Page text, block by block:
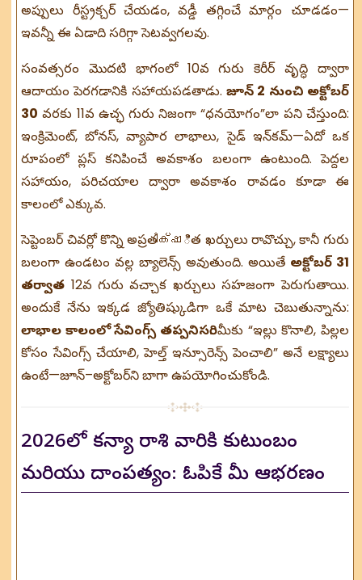
అప్పులు రీస్ట్రక్చర్ చేయడం, వడ్డీ తగ్గించే మార్గం చూడడం—
ఇవన్నీ ఈ ఏడాది సరిగ్గా సెటవ్వగలవు.
సంవత్సరం మొదటి భాగంలో 10వ గురు కెరీర్ వృద్ధి ద్వారా
ఆదాయం పెరగడానికి సహాయపడతాడు. జూన్ 2 నుంచి అక్టోబర్
30 వరకు 11వ ఉచ్ఛ గురు నిజంగా “ధనయోగం”లా పని చేస్తుంది:
ఇంక్రిమెంట్, బోనస్, వ్యాపార లాభాలు, సైడ్ ఇన్‌కమ్—ఏదో ఒక
రూపంలో ప్లస్ కనిపించే అవకాశం బలంగా ఉంటుంది. పెద్దల
సహాయం, పరిచయాల ద్వారా అవకాశం రావడం కూడా ఈ
కాలంలో ఎక్కువ.
సెప్టెంబర్ చివర్లో కొన్ని అప్రతീക്ഷిత ఖర్చులు రావొచ్చు, కానీ గురు
బలంగా ఉండటం వల్ల బ్యాలెన్స్ అవుతుంది. అయితే అక్టోబర్ 31
తర్వాత 12వ గురు వచ్చాక ఖర్చులు సహజంగా పెరుగుతాయి.
అందుకే నేను ఇక్కడ జ్యోతిష్కుడిగా ఒకే మాట చెబుతున్నాను:
లాభాల కాలంలో సేవింగ్స్ తప్పనిసరి.మీకు “ఇల్లు కొనాలి, పిల్లల
కోసం సేవింగ్స్ చేయాలి, హెల్త్ ఇన్సూరెన్స్ పెంచాలి” అనే లక్ష్యాలు
ఉంటే—జూన్–అక్టోబర్‌ని బాగా ఉపయోగించుకోండి.
2026లో కన్యా రాశి వారికి కుటుంబం
మరియు దాంపత్యం: ఓపికే మీ ఆభరణం